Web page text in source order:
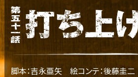
脚本：吉永亜矢絵コンテ：後藤圭二